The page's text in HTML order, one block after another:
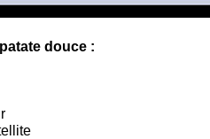
douce :